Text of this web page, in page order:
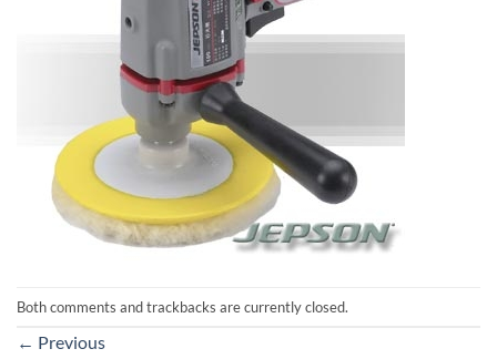
Both comments and trackbacks are currently closed.
← Previous